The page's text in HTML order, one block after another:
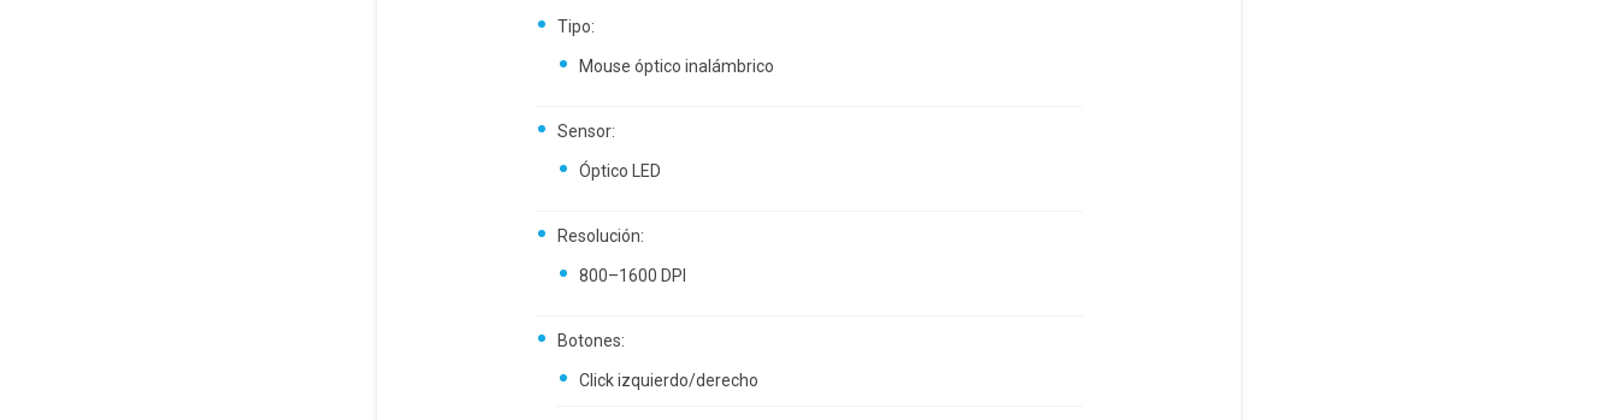
Tipo:
Mouse óptico inalámbrico
Sensor:
Óptico LED
Resolución:
800–1600 DPI
Botones:
Click izquierdo/derecho